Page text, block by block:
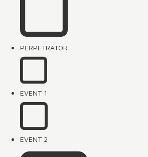
PERPETRATOR
EVENT 1
EVENT 2